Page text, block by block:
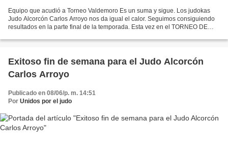
Equipo que acudió a Torneo Valdemoro Es un suma y sigue. Los judokas
Judo Alcorcón Carlos Arroyo nos da igual el calor. Seguimos consiguiendo
resultados en la parte final de la temporada. Esta vez en el TORNEO DE
Exitoso fin de semana para el Judo Alcorcón
Carlos Arroyo
Publicado en 08/06/p. m. 14:51
Por Unidos por el judo